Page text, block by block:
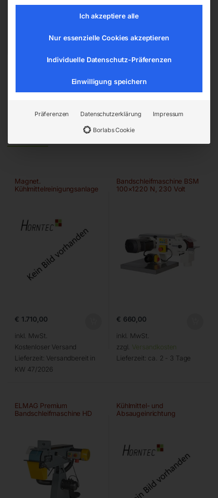
4911 Ried/Tumeltsham
office@elmag.at
Ähnliche Produkte
Magnet.
Kühlmittelreinigungsanlage
€ 1.710,00
inkl. MwSt.
Kostenloser Versand
Lieferzeit: Versandbereit in
KW 47/2026
Bandschleifmaschine BSM
100×1220 N, 230 Volt
€ 660,00
inkl. MwSt.
zzgl. Versandkosten
Lieferzeit: ca. 2 - 3 Tage
ELMAG Premium
Bandschleifmaschine HD
Kühlmittel- und
Absaugeinrichtung
Ich akzeptiere alle
Nur essenzielle Cookies akzeptieren
Individuelle Datenschutz-Präferenzen
Einwilligung speichern
Präferenzen Datenschutzerklärung Impressum
Borlabs Cookie